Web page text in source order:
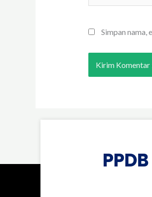
Simpan nama,